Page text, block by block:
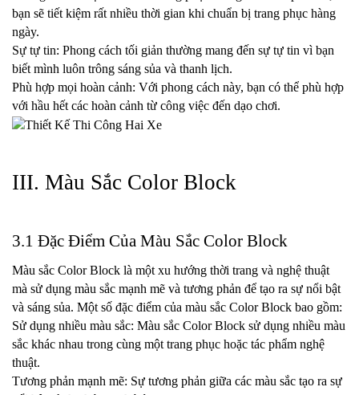
bạn sẽ tiết kiệm rất nhiều thời gian khi chuẩn bị trang phục hàng
ngày.
Sự tự tin: Phong cách tối giản thường mang đến sự tự tin vì bạn
biết mình luôn trông sáng sủa và thanh lịch.
Phù hợp mọi hoàn cảnh: Với phong cách này, bạn có thể phù hợp
với hầu hết các hoàn cảnh từ công việc đến dạo chơi.
III. Màu Sắc Color Block
3.1 Đặc Điểm Của Màu Sắc Color Block
Màu sắc Color Block là một xu hướng thời trang và nghệ thuật
mà sử dụng màu sắc mạnh mẽ và tương phản để tạo ra sự nổi bật
và sáng sủa. Một số đặc điểm của màu sắc Color Block bao gồm:
Sử dụng nhiều màu sắc: Màu sắc Color Block sử dụng nhiều màu
sắc khác nhau trong cùng một trang phục hoặc tác phẩm nghệ
thuật.
Tương phản mạnh mẽ: Sự tương phản giữa các màu sắc tạo ra sự